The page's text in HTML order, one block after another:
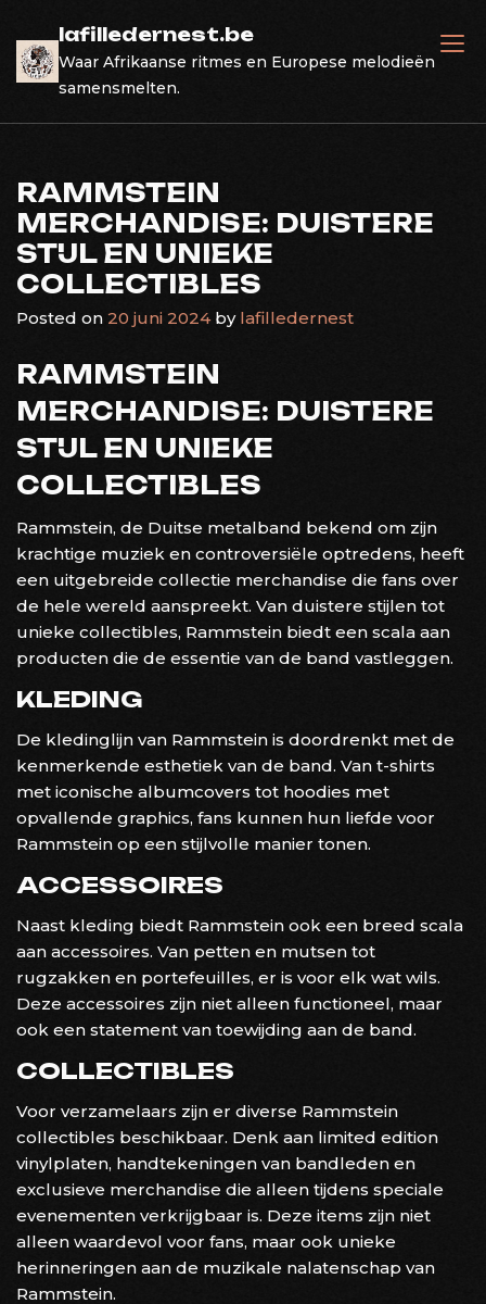
content
lafilledernest.be
Waar Afrikaanse ritmes en Europese melodieën
samensmelten.
RAMMSTEIN
MERCHANDISE: DUISTERE
STIJL EN UNIEKE
COLLECTIBLES
Posted on 20 juni 2024by lafilledernest
RAMMSTEIN
MERCHANDISE: DUISTERE
STIJL EN UNIEKE
COLLECTIBLES
Rammstein, de Duitse metalband bekend om zijn
krachtige muziek en controversiële optredens, heeft
een uitgebreide collectie merchandise die fans over
de hele wereld aanspreekt. Van duistere stijlen tot
unieke collectibles, Rammstein biedt een scala aan
producten die de essentie van de band vastleggen.
KLEDING
De kledinglijn van Rammstein is doordrenkt met de
kenmerkende esthetiek van de band. Van t-shirts
met iconische albumcovers tot hoodies met
opvallende graphics, fans kunnen hun liefde voor
Rammstein op een stijlvolle manier tonen.
ACCESSOIRES
Naast kleding biedt Rammstein ook een breed scala
aan accessoires. Van petten en mutsen tot
rugzakken en portefeuilles, er is voor elk wat wils.
Deze accessoires zijn niet alleen functioneel, maar
ook een statement van toewijding aan de band.
COLLECTIBLES
Voor verzamelaars zijn er diverse Rammstein
collectibles beschikbaar. Denk aan limited edition
vinylplaten, handtekeningen van bandleden en
exclusieve merchandise die alleen tijdens speciale
evenementen verkrijgbaar is. Deze items zijn niet
alleen waardevol voor fans, maar ook unieke
herinneringen aan de muzikale nalatenschap van
Rammstein.